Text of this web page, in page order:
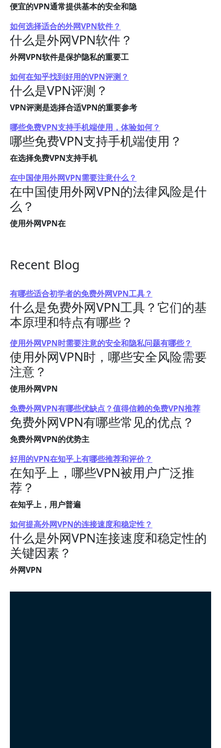
便宜的VPN通常提供基本的安全和隐
如何选择适合的外网VPN软件？
什么是外网VPN软件？
外网VPN软件是保护隐私的重要工
如何在知乎找到好用的VPN评测？
什么是VPN评测？
VPN评测是选择合适VPN的重要参考
哪些免费VPN支持手机端使用，体验如何？
哪些免费VPN支持手机端使用？
在选择免费VPN支持手机
在中国使用外网VPN需要注意什么？
在中国使用外网VPN的法律风险是什
么？
使用外网VPN在
Recent Blog
有哪些适合初学者的免费外网VPN工具？
什么是免费外网VPN工具？它们的基
本原理和特点有哪些？
使用外网VPN时需要注意的安全和隐私问题有哪些？
使用外网VPN时，哪些安全风险需要
注意？
使用外网VPN
免费外网VPN有哪些优缺点？值得信赖的免费VPN推荐
免费外网VPN有哪些常见的优点？
免费外网VPN的优势主
好用的VPN在知乎上有哪些推荐和评价？
在知乎上，哪些VPN被用户广泛推
荐？
在知乎上，用户普遍
如何提高外网VPN的连接速度和稳定性？
什么是外网VPN连接速度和稳定性的
关键因素？
外网VPN